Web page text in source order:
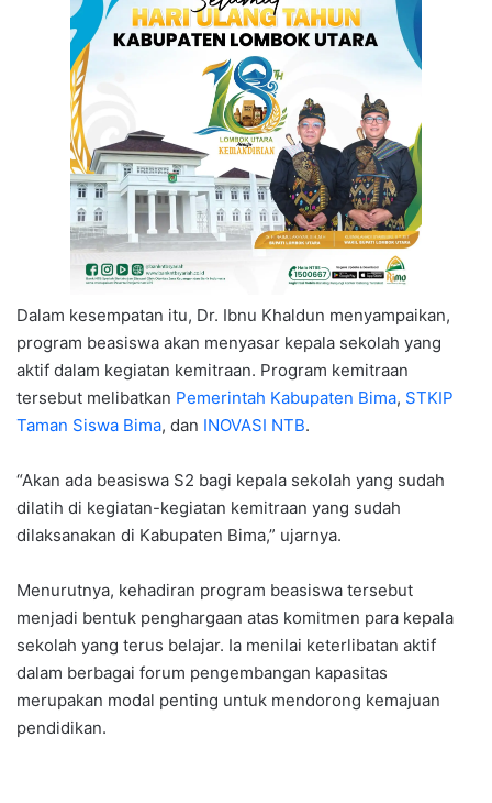
Dalam kesempatan itu, Dr. Ibnu Khaldun menyampaikan,
program beasiswa akan menyasar kepala sekolah yang
aktif dalam kegiatan kemitraan. Program kemitraan
tersebut melibatkan Pemerintah Kabupaten Bima, STKIP
Taman Siswa Bima, dan INOVASI NTB.
“Akan ada beasiswa S2 bagi kepala sekolah yang sudah
dilatih di kegiatan-kegiatan kemitraan yang sudah
dilaksanakan di Kabupaten Bima,” ujarnya.
Menurutnya, kehadiran program beasiswa tersebut
menjadi bentuk penghargaan atas komitmen para kepala
sekolah yang terus belajar. Ia menilai keterlibatan aktif
dalam berbagai forum pengembangan kapasitas
merupakan modal penting untuk mendorong kemajuan
pendidikan.